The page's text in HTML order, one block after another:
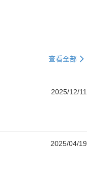
查看全部
2025/12/11
2025/04/19